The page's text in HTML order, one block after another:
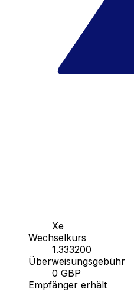
Xe
Wechselkurs
1.333200
Überweisungsgebühr
0 GBP
Empfänger erhält